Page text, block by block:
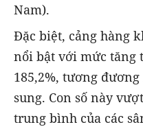
Nam).
Đặc biệt, cảng hàng
nổi bật với mức tăng
185,2%, tương
sung. Con số này
trung bình của các